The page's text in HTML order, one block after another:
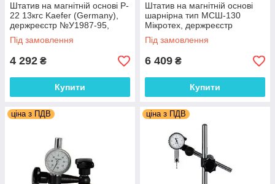
Штатив на магнітній основі P-
22 13кгс Kaefer (Germany),
держреєстр №У1987-95,
Україна
Під замовлення
4 292 ₴
Купити
Штатив на магнітній основі
шарнірна тип МСШ-130
Мікротех, держреєстр
№У1987-95, Україна
Під замовлення
6 409 ₴
Купити
ціна з ПДВ ціна з ПДВ